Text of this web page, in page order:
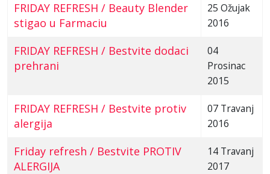
FRIDAY REFRESH / Beauty Blender
stigao u Farmaciu
25 Ožujak
2016
FRIDAY REFRESH / Bestvite dodaci
prehrani
04
Prosinac
2015
FRIDAY REFRESH / Bestvite protiv
alergija
07 Travanj
2016
Friday refresh / Bestvite PROTIV
ALERGIJA
14 Travanj
2017